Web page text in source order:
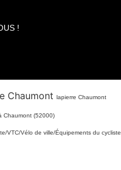
!
Chaumont lapierre Chaumont
Chaumont (52000)
VTC/Vélo de ville/Équipements du cycliste